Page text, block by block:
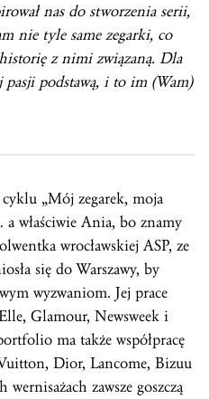
nas do stworzenia serii,
nie tyle same zegarki, co
z nimi związaną. Dla
pasji podstawą, i to im (Wam)
„Mój zegarek, moja
właściwie Ania, bo znamy
wrocławskiej ASP, ze
się do Warszawy, by
wyzwaniom. Jej prace
Glamour, Newsweek i
ma także współpracę
Dior, Lancome, Bizuu
zawsze goszczą